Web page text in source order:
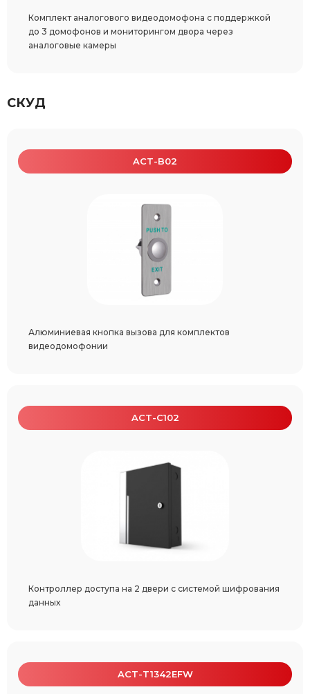
Комплект аналогового видеодомофона с поддержкой
до 3 домофонов и мониторингом двора через
аналоговые камеры
СКУД
ACT-B02
Алюминиевая кнопка вызова для комплектов
видеодомофонии
ACT-C102
Контроллер доступа на 2 двери с системой шифрования
данных
ACT-T1342EFW